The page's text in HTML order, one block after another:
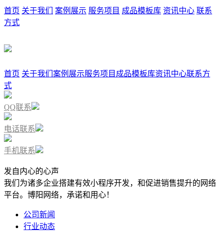
首页 关于我们 案例展示 服务项目 成品模板库 资讯中心 联系
方式
首页 关于我们 案例展示服务项目 成品模板库资讯中心联系方
式
QQ联系
电话联系
手机联系
发自内心的心声
我们为诸多企业搭建有效小程序开发，和促进销售提升的网络
平台。博阳网络，承诺和用心！
公司新闻
行业动态